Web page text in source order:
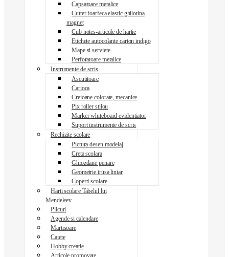
Capsatoare metalice
Cutter foarfeca elastic ghilotina
magnet
Cub notes-articole de hartie
Etichete autocolante carton indigo
Mape si serviete
Perforatoare metalice
Instrumente de scris
Ascutitoare
Carioca
Creioane colorate, mecanice
Pix roller stilou
Marker whiteboard evidentiator
Suport instrumente de scris
Rechizite scolare
Pictura desen modelaj
Creta scolara
Ghiozdane penare
Geometrie trusa liniar
Coperti scolare
Harti scolare Tabelul lui
Mendeleev
Plicuri
Agende si calendare
Martisoare
Caiete
Hobby creatie
Articole promovate